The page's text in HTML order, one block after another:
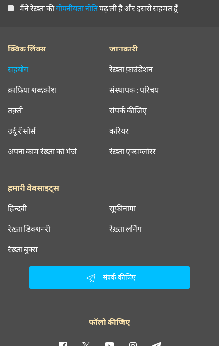
मैंने रेख़्ता कीगोपनीयता नीतिपढ़ ली है और इससे सहमत हूँ
क्विक लिंक्स
सहयोग
क़ाफ़िया शब्दकोश
तक़्ती
उर्दू रीसोर्स
अपना काम रेख़्ता को भेजें
जानकारी
रेख़्ता फ़ाउंडेशन
संस्थापक : परिचय
संपर्क कीजिए
करियर
रेख़्ता एक्सप्लोरर
हमारी वेबसाइट्स
हिन्दवी सूफ़ीनामा
रेख़्ता डिक्शनरी रेख़्ता लर्निंग
रेख़्ता बुक्स
संपर्क कीजिए
फॉलो कीजिए